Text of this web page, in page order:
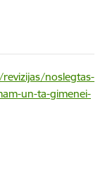
noslegtas-
un-ta-gimenei-